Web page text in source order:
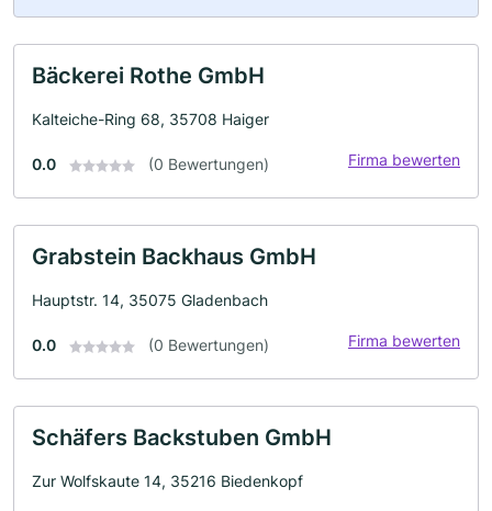
Bäckerei Rothe GmbH
Kalteiche-Ring 68, 35708 Haiger
0.0 (0 Bewertungen) Firma bewerten
Grabstein Backhaus GmbH
Hauptstr. 14, 35075 Gladenbach
0.0 (0 Bewertungen) Firma bewerten
Schäfers Backstuben GmbH
Zur Wolfskaute 14, 35216 Biedenkopf